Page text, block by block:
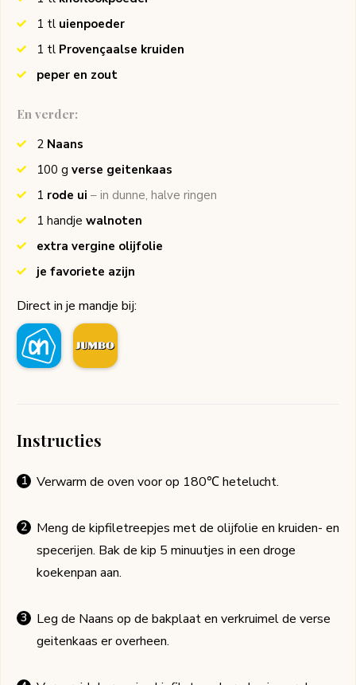
1 tl uienpoeder
1 tl Provençaalse kruiden
peper en zout
En verder:
2 Naans
100 g verse geitenkaas
1 rode ui – in dunne, halve ringen
1 handje walnoten
extra vergine olijfolie
je favoriete azijn
Direct in je mandje bij:
Instructies
Verwarm de oven voor op 180℃ hetelucht.
Meng de kipfiletreepjes met de olijfolie en kruiden- en
specerijen. Bak de kip 5 minuutjes in een droge
koekenpan aan.
Leg de Naans op de bakplaat en verkruimel de verse
geitenkaas er overheen.